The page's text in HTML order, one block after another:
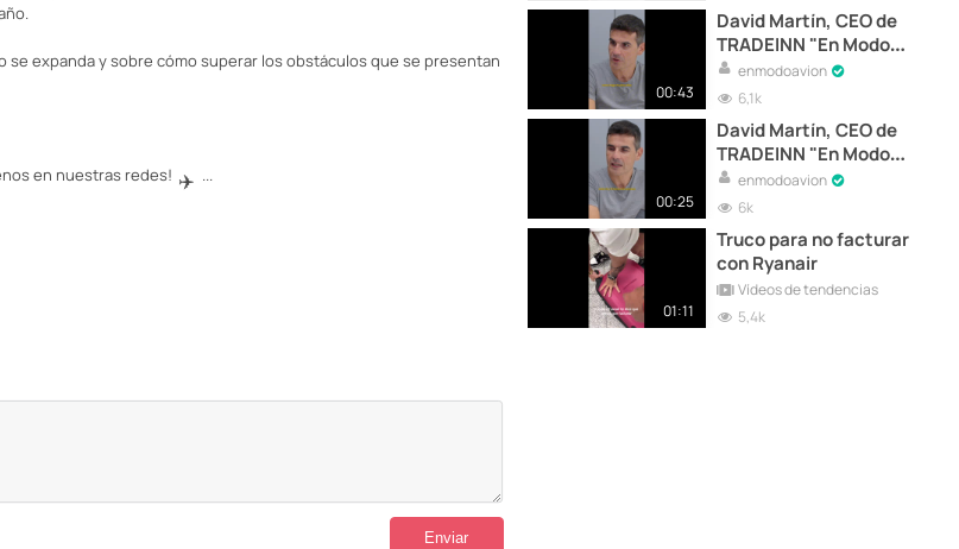
expanda y sobre cómo superar los obstáculos que se presentan
en nuestras redes! ✈️ ...
00:43
David Martín, CEO de
TRADEINN "En Modo
Avión" | "Estuve en coma
un mes y medio"
enmodoavion
6,1k
00:25
David Martín, CEO de
TRADEINN "En Modo
Avión" | "He tomado
decisiones empresariales
enmodoavion
6k
01:11
Truco para no facturar
con Ryanair
Vídeos de tendencias
5,4k